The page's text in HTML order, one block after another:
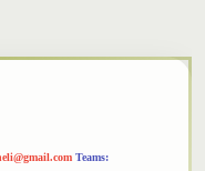
Teams: